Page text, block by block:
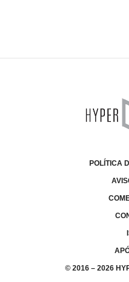
POLÍTICA
© 2016 – 2026